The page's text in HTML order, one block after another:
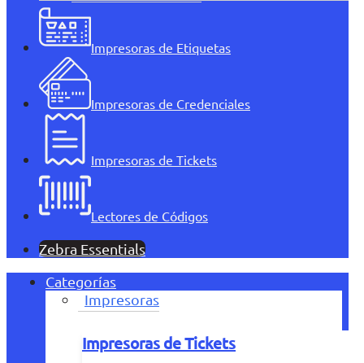
Impresoras de Etiquetas
Impresoras de Credenciales
Impresoras de Tickets
Lectores de Códigos
Zebra Essentials
Categorías
Impresoras
Impresoras de Tickets